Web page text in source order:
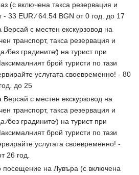
(с включена такса резервация и
- 33 EUR ∕ 64.54 BGN от 0 год. до 17
с местен екскурзовод на
транспорт, такса резервация и
∕без градините∕) на турист при
брой туристи по тази
услугата своевременно! - 80
до 25
с местен екскурзовод на
транспорт, такса резервация и
∕без градините∕) на турист при
брой туристи по тази
услугата своевременно! -
26 год.
посещение на Лувъра (с включена